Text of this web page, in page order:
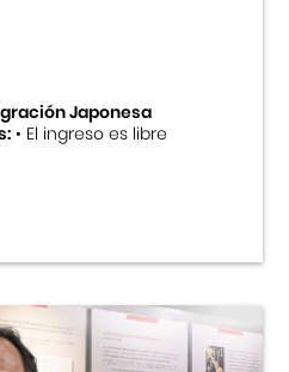
Japonesa
• El ingreso es libre